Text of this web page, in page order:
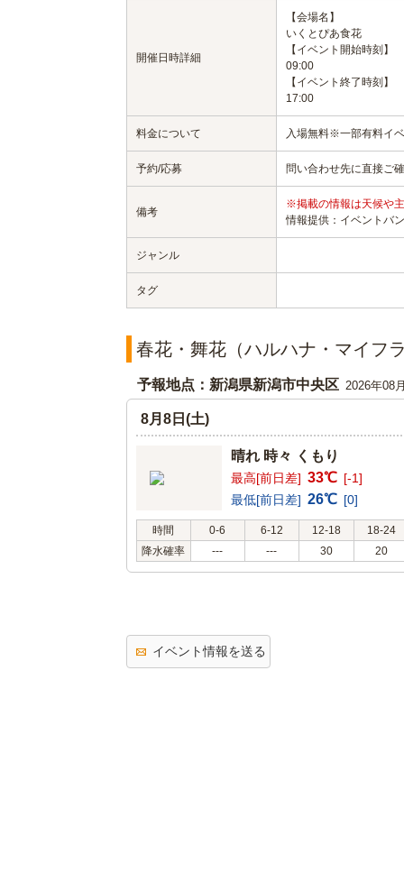
開催日時詳細
【会場名】
いくとぴあ食花
【イベント開始時刻】
09:00
【イベント終了時刻】
17:00
料金について 入場無料※一部有料イ
予約/応募 問い合わせ先に直接ご
備考
※掲載の情報は天候や
情報提供：イベントバ
ジャンル
タグ
春花・舞花（ハルハナ・マイフ
予報地点：新潟県新潟市中央区 2026年08
8月8日(土)
晴れ 時々 くもり
最高[前日差] 33℃ [-1]
最低[前日差] 26℃ [0]
時間 0-6 6-12 12-18
18-24
降水確率
--- --- 30 20
イベント情報を送る